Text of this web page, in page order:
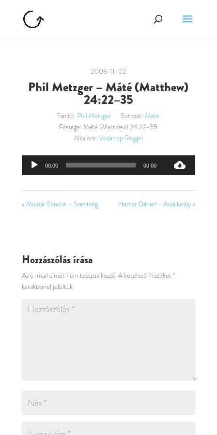
2008-11-02
Phil Metzger – Máté (Matthew)
24:22–35
Tanító: Phil Metzger Sorozat: Máté
Passage: Máté (Matthew) 24:22–35
Alkalom: Vasárnap Reggel
Audió
00:00 00:00
« Molnár Sándor – Szentség Hamar Dániel – Ászá király »
Hozzászólás írása
Az e-mail címet nem tesszük közzé. A kötelező mezőket *
karakterrel jelöltük